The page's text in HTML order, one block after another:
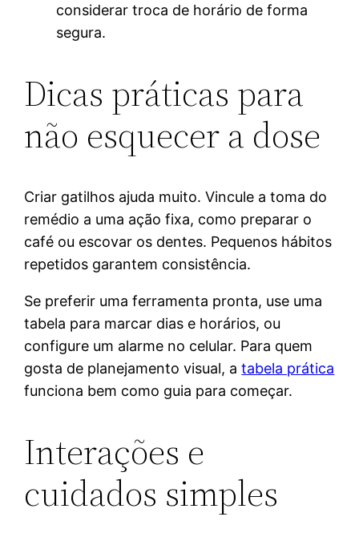
considerar troca de horário de forma
segura.
Dicas práticas para
não esquecer a dose
Criar gatilhos ajuda muito. Vincule a toma do
remédio a uma ação fixa, como preparar o
café ou escovar os dentes. Pequenos hábitos
repetidos garantem consistência.
Se preferir uma ferramenta pronta, use uma
tabela para marcar dias e horários, ou
configure um alarme no celular. Para quem
gosta de planejamento visual, atabela prática
funciona bem como guia para começar.
Interações e
cuidados simples